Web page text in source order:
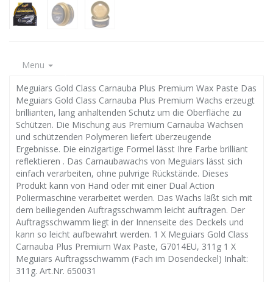
Menu
Meguiars Gold Class Carnauba Plus Premium Wax Paste Das
Meguiars Gold Class Carnauba Plus Premium Wachs erzeugt
brillianten, lang anhaltenden Schutz um die Oberfläche zu
Schützen. Die Mischung aus Premium Carnauba Wachsen
und schützenden Polymeren liefert überzeugende
Ergebnisse. Die einzigartige Formel lässt Ihre Farbe brilliant
reflektieren . Das Carnaubawachs von Meguiars lässt sich
einfach verarbeiten, ohne pulvrige Rückstände. Dieses
Produkt kann von Hand oder mit einer Dual Action
Poliermaschine verarbeitet werden. Das Wachs läßt sich mit
dem beiliegenden Auftragsschwamm leicht auftragen. Der
Auftragsschwamm liegt in der Innenseite des Deckels und
kann so leicht aufbewahrt werden. 1 X Meguiars Gold Class
Carnauba Plus Premium Wax Paste, G7014EU, 311g 1 X
Meguiars Auftragsschwamm (Fach im Dosendeckel) Inhalt:
311g. Art.Nr. 650031